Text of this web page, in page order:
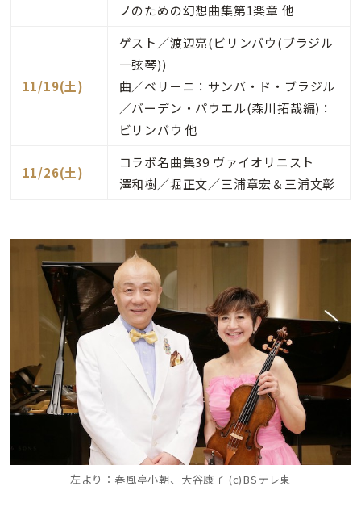
ノのための幻想曲集第1楽章 他
11/19(土)
ゲスト／渡辺亮(ビリンバウ(ブラジル
一弦琴))
曲／ベリーニ：サンバ・ド・ブラジル
／バーデン・パウエル(森川拓哉編)：
ビリンバウ 他
11/26(土)
コラボ名曲集39 ヴァイオリニスト
澤和樹／堀正文／三浦章宏＆三浦文彰
左より：春風亭小朝、大谷康子 (c)BSテレ東